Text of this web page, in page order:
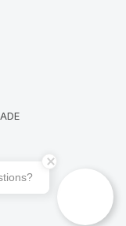
3D Crisalix